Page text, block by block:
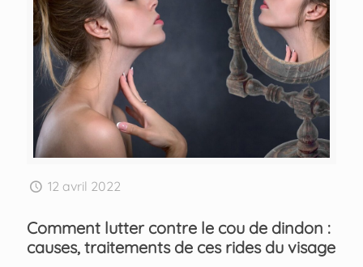
12 avril 2022
Comment lutter contre le cou de dindon :
causes, traitements de ces rides du visage